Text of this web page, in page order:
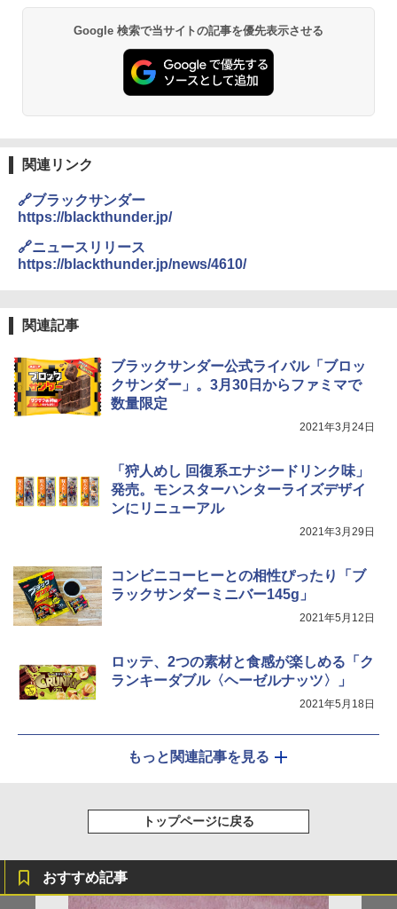
Google 検索で当サイトの記事を優先表示させる
関連リンク
🔗ブラックサンダー
https://blackthunder.jp/
🔗ニュースリリース
https://blackthunder.jp/news/4610/
関連記事
ブラックサンダー公式ライバル「ブロッ
クサンダー」。3月30日からファミマで
数量限定
2021年3月24日
「狩人めし 回復系エナジードリンク味」
発売。モンスターハンターライズデザイ
ンにリニューアル
2021年3月29日
コンビニコーヒーとの相性ぴったり「ブ
ラックサンダーミニバー145g」
2021年5月12日
ロッテ、2つの素材と食感が楽しめる「ク
ランキーダブル〈ヘーゼルナッツ〉」
2021年5月18日
もっと関連記事を見る
トップページに戻る
おすすめ記事